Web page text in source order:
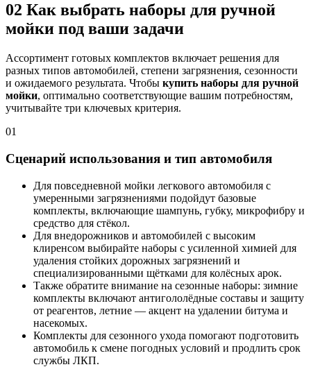
02 Как выбрать наборы для ручной
мойки под ваши задачи
Ассортимент готовых комплектов включает решения для
разных типов автомобилей, степени загрязнения, сезонности
и ожидаемого результата. Чтобы купить наборы для ручной
мойки, оптимально соответствующие вашим потребностям,
учитывайте три ключевых критерия.
01
Сценарий использования и тип автомобиля
Для повседневной мойки легкового автомобиля с
умеренными загрязнениями подойдут базовые
комплекты, включающие шампунь, губку, микрофибру и
средство для стёкол.
Для внедорожников и автомобилей с высоким
клиренсом выбирайте наборы с усиленной химией для
удаления стойких дорожных загрязнений и
специализированными щётками для колёсных арок.
Также обратите внимание на сезонные наборы: зимние
комплекты включают антигололёдные составы и защиту
от реагентов, летние — акцент на удалении битума и
насекомых.
Комплекты для сезонного ухода помогают подготовить
автомобиль к смене погодных условий и продлить срок
службы ЛКП.